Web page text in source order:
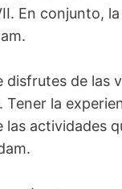
En conjunto,
disfrutes de las
Tener la
las actividades